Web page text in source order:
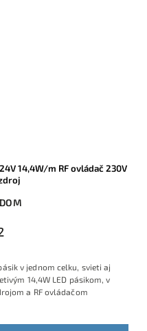
14,4W/m RF ovládač 230V
v jednom celku, svieti aj
14,4W LED pásikom, v
a RF ovládačom